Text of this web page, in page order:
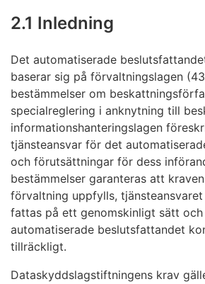
2.1 Inledning
Det automatiserade
baserar sig på förvaltningslagen
bestämmelser om
specialreglering i anknytning till
informationshanteringslagen
tjänsteansvar för det
och förutsättningar för dess
bestämmelser garanteras att
förvaltning uppfylls,
fattas på ett genomskinligt sätt
automatiserade beslutsfattandet
tillräckligt.
Dataskyddslagstiftningens krav